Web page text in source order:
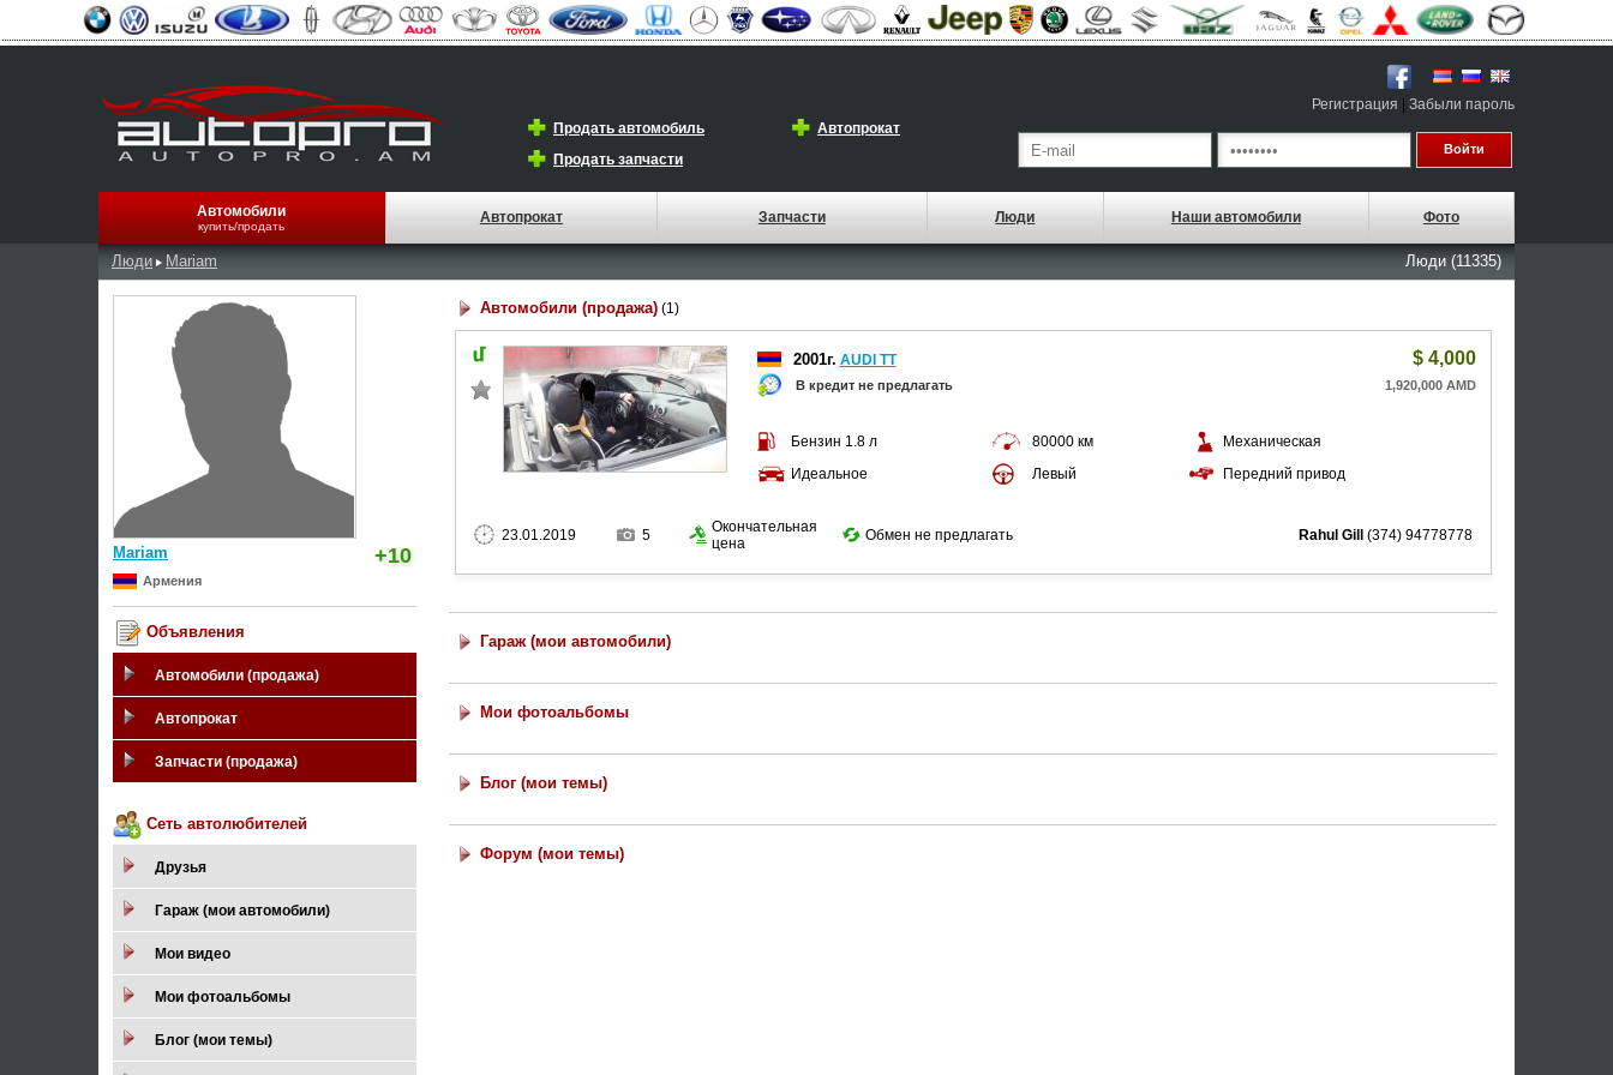
Продать автомобиль
Автопрокат
Продать запчасти
Регистрация Забыли пароль
Автомобили
купить/продать
Автопрокат Запчасти Люди Наши автомобили Фото
Люди Mariam Люди (11335)
Mariam +10
Армения
Объявления
Автомобили (продажа)
Автопрокат
Запчасти (продажа)
Сеть автолюбителей
Друзья
Гараж (мои автомобили)
Мои видео
Мои фотоальбомы
Блог (мои темы)
Автомобили (продажа) (1)
2001г. AUDI TT $ 4,000
В кредит не предлагать 1,920,000 AMD
Бензин 1.8 л 80000 км
Механическая
Идеальное
Левый Передний привод
23.01.2019 5
Окончательная
цена
Обмен не предлагать Rahul Gill (374) 94778778
Гараж (мои автомобили)
Мои фотоальбомы
Блог (мои темы)
Форум (мои темы)